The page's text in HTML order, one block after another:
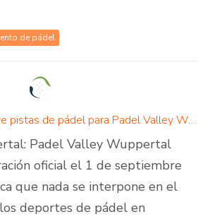
de pádel
Padelcreations construye pistas de pádel para Padel Valley Wuppertal - inauguración el 01 de septiembre de 2024
Padel Valley Wuppertal
oficial el 1 de septiembre
que nada se interpone en el
deportes de pádel en